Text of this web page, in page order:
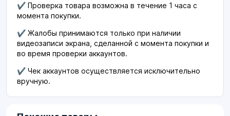
✔️ Проверка товара возможна в течение 1 часа с
момента покупки.
✔️ Жалобы принимаются только при наличии
видеозаписи экрана, сделанной с момента покупки и
во время проверки аккаунтов.
✔️ Чек аккаунтов осуществляется исключительно
вручную.